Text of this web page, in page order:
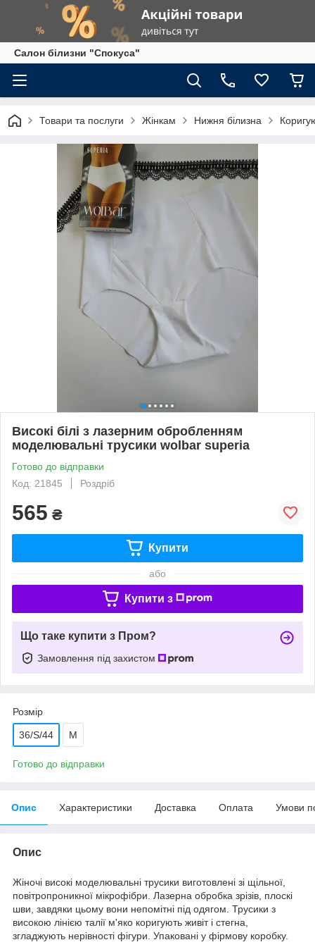
Салон білизни "Спокуса"
Товари та послуги Жінкам Нижня білизна
Високі білі з лазерним обробленням
моделювальні трусики wolbar superia
Готово до відправки
Код: 21845
Роздріб
565 ₴
Купити
або
Купити з
Що таке купити з Пром?
Замовлення під захистом
Розмір
36/S/44 М
Готово до відправки
Опис Характеристики Доставка Оплата Умови
Опис
Жіночі високі моделювальні трусики виготовлені зі щільної,
повітропроникної мікрофібри. Лазерна обробка зрізів, плоскі
шви, завдяки цьому вони непомітні під одягом. Трусики з
високою лінією талії м'яко коригують живіт і стегна,
згладжують нерівності фігури. Упаковані у фірмову коробку.